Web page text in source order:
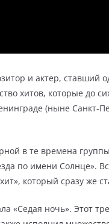
и актер, ставший
хитов, которые до
(ныне Санкт-
в те времена
по имени Солнце».
который сразу же
«Седая ночь». Этот